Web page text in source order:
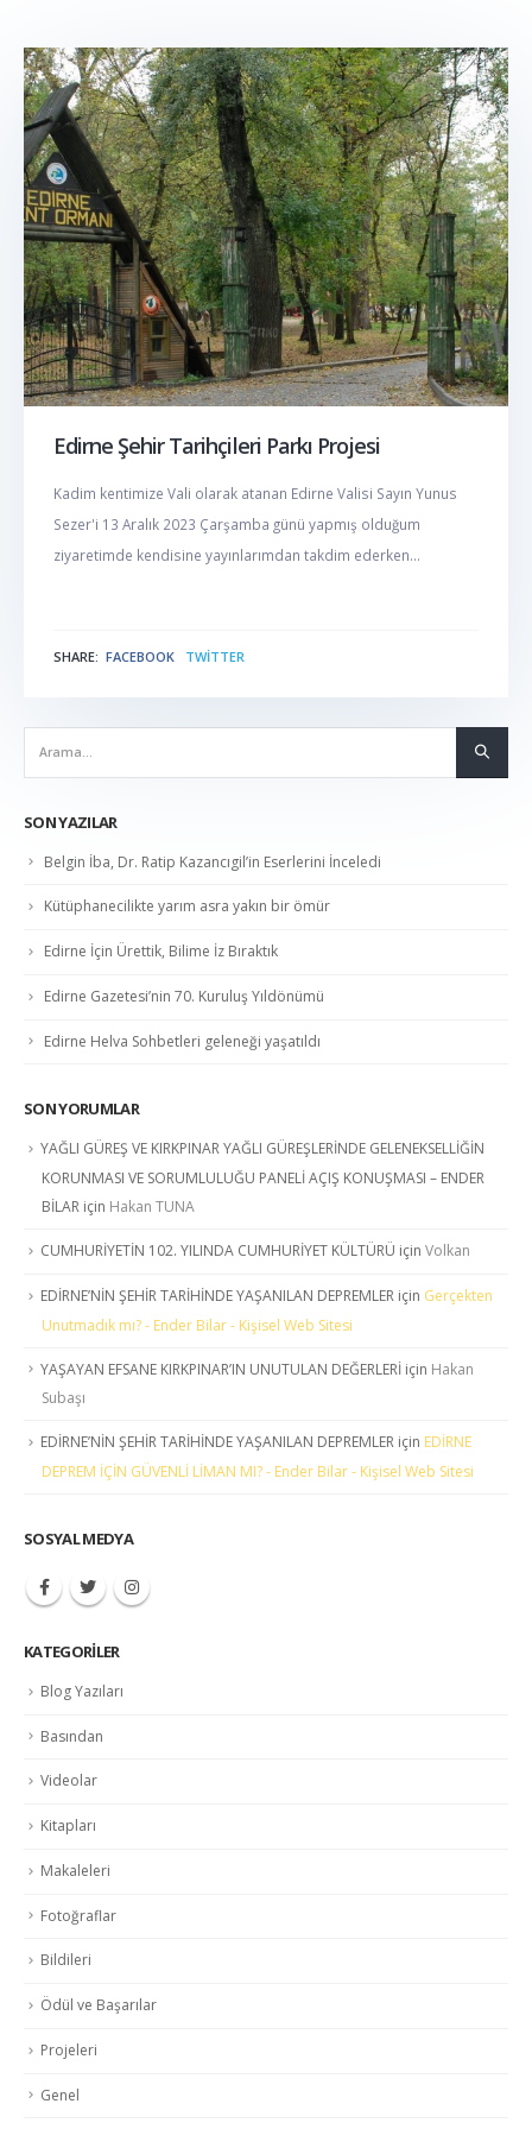
Edirne Şehir Tarihçileri Parkı Projesi
Kadim kentimize Vali olarak atanan Edirne Valisi Sayın Yunus
Sezer'i 13 Aralık 2023 Çarşamba günü yapmış olduğum
ziyaretimde kendisine yayınlarımdan takdim ederken...
SHARE: FACEBOOK TWITTER
SON YAZILAR
Belgin İba, Dr. Ratip Kazancıgil’in Eserlerini İnceledi
Kütüphanecilikte yarım asra yakın bir ömür
Edirne İçin Ürettik, Bilime İz Bıraktık
Edirne Gazetesi’nin 70. Kuruluş Yıldönümü
Edirne Helva Sohbetleri geleneği yaşatıldı
SON YORUMLAR
YAĞLI GÜREŞ VE KIRKPINAR YAĞLI GÜREŞLERİNDE GELENEKSELLİĞİN
KORUNMASI VE SORUMLULUĞU PANELİ AÇIŞ KONUŞMASI – ENDER
BİLAR için Hakan TUNA
CUMHURİYETİN 102. YILINDA CUMHURİYET KÜLTÜRÜ için Volkan
EDİRNE’NİN ŞEHİR TARİHİNDE YAŞANILAN DEPREMLER için Gerçekten
Unutmadık mı? - Ender Bilar - Kişisel Web Sitesi
YAŞAYAN EFSANE KIRKPINAR’IN UNUTULAN DEĞERLERİ için Hakan
Subaşı
EDİRNE’NİN ŞEHİR TARİHİNDE YAŞANILAN DEPREMLER için EDİRNE
DEPREM İÇİN GÜVENLİ LİMAN MI? - Ender Bilar - Kişisel Web Sitesi
SOSYAL MEDYA
KATEGORILER
Blog Yazıları
Basından
Videolar
Kitapları
Makaleleri
Fotoğraflar
Bildileri
Ödül ve Başarılar
Projeleri
Genel